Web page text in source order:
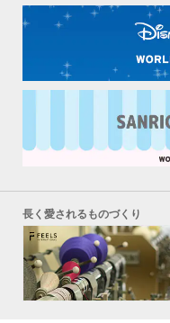
長く愛されるものづくり